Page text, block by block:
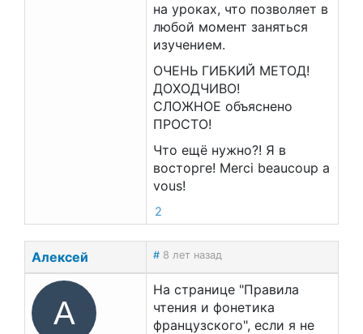
на уроках, что позволяет в
любой момент заняться
изучением.
ОЧЕНЬ ГИБКИЙ МЕТОД!
ДОХОДЧИВО!
СЛОЖНОЕ объяснено
ПРОСТО!
Что ещё нужно?! Я в
восторге! Merci beaucoup a
vous!
2
Алексей # 8 лет назад
А
На странице "Правила
чтения и фонетика
французского", если я не